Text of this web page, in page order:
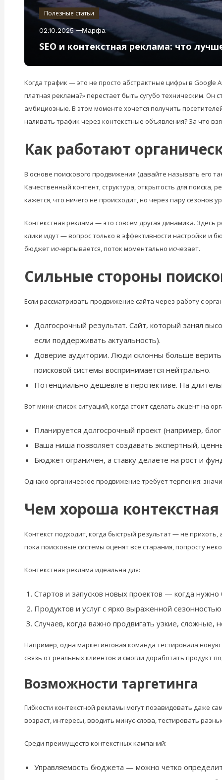
Полезные статьи
02.10.2025 Марфа
SEO и контекстная реклама: что
Когда трафик — это не просто абстрактные цифры в Google
платная реклама?» перестает быть сугубо техническим. Он
амбициозные. В этом моменте хочется получить
наливать трафик через контекстные объявления? За что
Как работают
В основе поискового продвижения (давайте называть его
Качественный контент, структура, открытость для поиска,
кажется, что ничего не происходит, но через пару сезонов
Контекстная реклама — это совсем другая динамика.
клики идут — вопрос только в эффективности настройки и
бюджет исчерпывается, поток моментально исчезает.
Сильные стороны
Если рассматривать продвижение сайта через работу с
Долгосрочный результат. Сайт, который занял
если поддерживать актуальность).
Доверие аудитории. Люди склонны больше верить
поисковой системы воспринимается нейтрально.
Потенциально дешевле в перспективе. На
Вот мини-список ситуаций, когда стоит сделать акцент на
Планируется долгосрочный проект (например,
Ваша ниша позволяет создавать экспертный,
Бюджет ограничен, а ставку делаете на рост и
Однако органическое продвижение требует терпения:
Чем хороша
Контекст подходит, когда быстрый результат — не
пока поисковые системы оценят все старания, попросту
Контекстная реклама идеальна для:
Стартов и запусков новых проектов — когда
Продуктов и услуг с ярко выраженной
Случаев, когда важно продвигать узкие, сложные,
Например, одна маркетинговая команда тестировала
связь от реальных клиентов и смогли доработать продукт
Возможности таргетинга
Гибкости контекстной рекламы могут позавидовать даже
возраст, интересы, вводить минус-слова, тестировать
Среди преимуществ контекстных кампаний:
Управляемость бюджета — можно четко